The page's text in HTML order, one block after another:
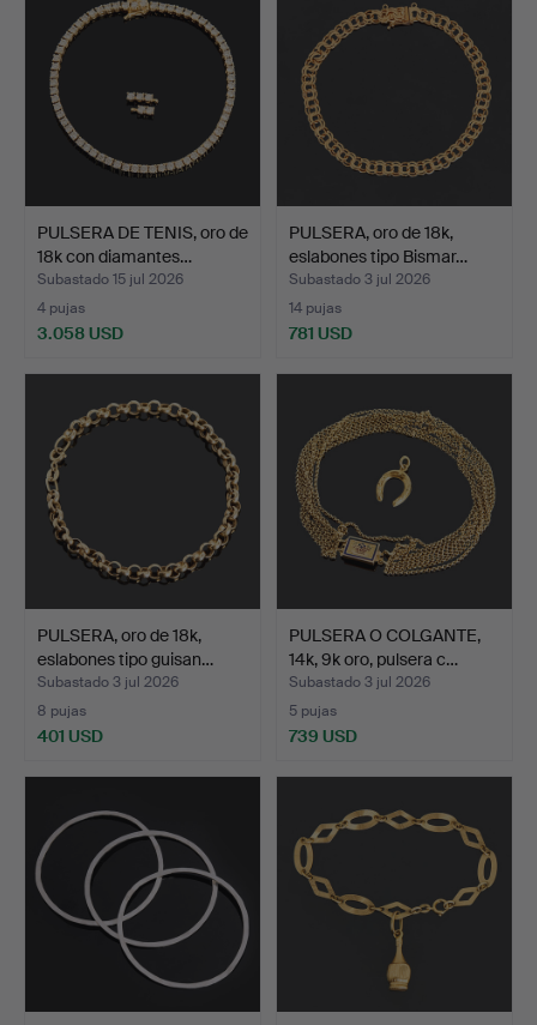
PULSERA DE TENIS, oro de
18k con diamantes…
Subastado 15 jul 2026
4 pujas
3.058 USD
PULSERA, oro de 18k,
eslabones tipo Bismar…
Subastado 3 jul 2026
14 pujas
781 USD
PULSERA, oro de 18k,
eslabones tipo guisan…
Subastado 3 jul 2026
8 pujas
401 USD
PULSERA O COLGANTE,
14k, 9k oro, pulsera c…
Subastado 3 jul 2026
5 pujas
739 USD